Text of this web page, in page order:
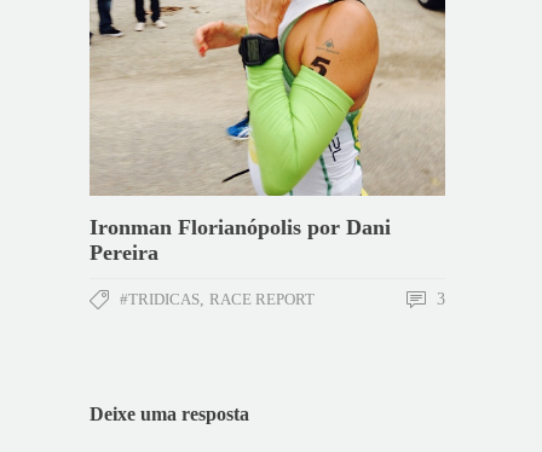
Ironman Florianópolis por Dani
Pereira
#TRIDICAS RACE REPORT 3
Deixe uma resposta